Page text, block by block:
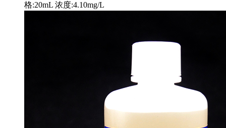
格:20mL 浓度:4.10mg/L